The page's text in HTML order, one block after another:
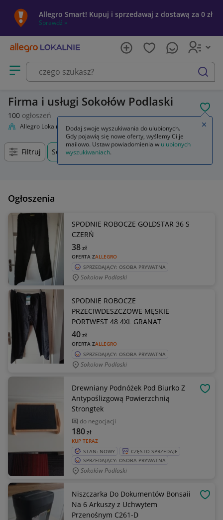
Allegro Smart! Kupuj i sprzedawaj z dostawą za 0 zł
Sprawdź »
Otwórz menu z kategoriami
szukaj
Firma i usługi Sokołów Podlaski
100 ogłoszeń
Allegro Lokalnie Firma i usługi
Filtruj Sokołów Podlaski, Mazowieckie, +0 km
Ogłoszenia
SPODNIE ROBOCZE GOLDSTAR 36 S
CZERŃ
OFERTA ZALLEGRO
38zł
SPRZEDAJĄCY: OSOBA PRYWATNA
Sokolow Podlaski
SPODNIE ROBOCZE
PRZECIWDESZCZOWE MĘSKIE
PORTWEST 48 4XL GRANAT
OFERTA ZALLEGRO
40zł
SPRZEDAJĄCY: OSOBA PRYWATNA
Sokolow Podlaski
Drewniany Podnóżek Pod Biurko Z
Antypoślizgową Powierzchnią
Strongtek
do negocjacji
KUP TERAZ
180zł
STAN: NOWY
CZĘSTO SPRZEDAJE
SPRZEDAJĄCY: OSOBA PRYWATNA
Sokołów Podlaski
Niszczarka Do Dokumentów Bonsaii
Na 6 Arkuszy z Uchwytem
Przenośnym C261-D
Dodaj swoje wyszukiwania do ulubionych.
Gdy pojawią się nowe oferty, wyślemy Ci je
mailowo. Ustaw powiadomienia w ulubionych
wyszukiwaniach.